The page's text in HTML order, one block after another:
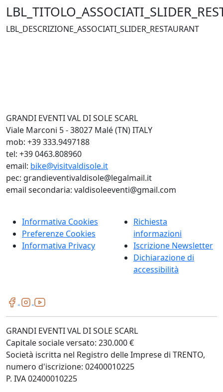
LBL_DESCRIZIONE_ASSOCIATI_SLIDER_RESTAURANT
GRANDI EVENTI VAL DI SOLE SCARL
Viale Marconi 5 - 38027 Malé (TN) ITALY
mob: +39 333.9497188
tel: +39 0463.808960
email: bike@visitvaldisole.it
pec: grandieventivaldisole@legalmail.it
email secondaria: valdisoleeventi@gmail.com
Informativa Cookies
Preferenze Cookies
Informativa Privacy
Richiesta
informazioni
Iscrizione Newsletter
Dichiarazione di
accessibilità
GRANDI EVENTI VAL DI SOLE SCARL
Capitale sociale versato: 230.000 €
Società iscritta nel Registro delle Imprese di TRENTO,
numero d'iscrizione: 02400010225
P. IVA 02400010225